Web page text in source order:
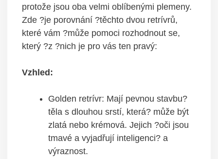
protože jsou oba velmi oblíbenými plemeny.
Zde ?je porovnání ?těchto dvou retrívrů,
které vám ?může pomoci rozhodnout se,
který ?z ?nich je pro vás ten pravý:
Vzhled:
Golden retrívr: Mají pevnou stavbu?
těla s dlouhou srstí, která? může být
zlatá nebo krémová. Jejich ?oči jsou
tmavé a vyjadřují inteligenci? a
výraznost.